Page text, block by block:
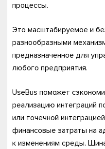
процессы.
Это масштабируемое и
разнообразными
предназначенное для
любого предприятия.
UseBus поможет
реализацию интеграций
или точечной
финансовые затраты на
к изменениям среды.